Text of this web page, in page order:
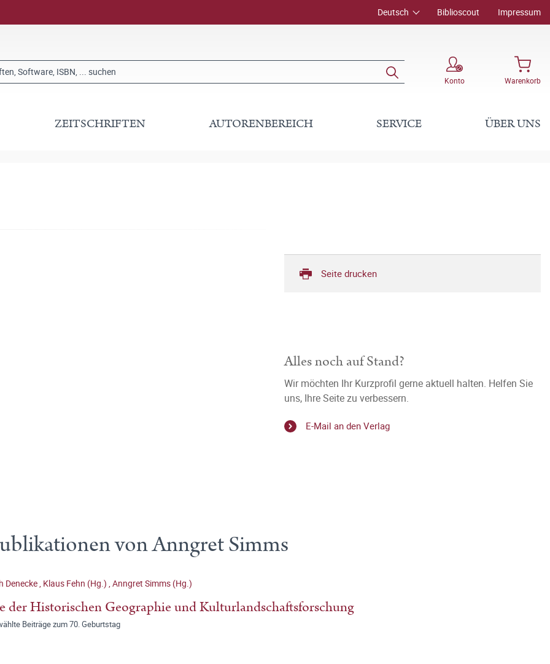
Deutsch Biblioscout Impressum
Konto Warenkorb
ZEITSCHRIFTEN AUTORENBEREICH SERVICE ÜBER UNS
Seite drucken
Alles noch auf Stand?
Wir möchten Ihr Kurzprofil gerne aktuell halten. Helfen Sie
uns, Ihre Seite zu verbessern.
E-Mail an den Verlag
von Anngret Simms
Denecke, Klaus Fehn (Hg.) ,Anngret Simms (Hg.)
der Historischen Geographie und Kulturlandschaftsforschung
Beiträge zum 70. Geburtstag